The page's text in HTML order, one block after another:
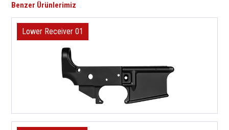
Benzer Ürünlerimiz
Lower Receiver 01